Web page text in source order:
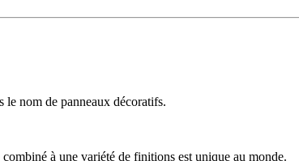
le nom de panneaux décoratifs.
à une variété de finitions est unique au monde.